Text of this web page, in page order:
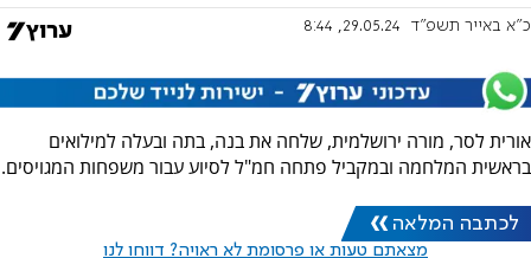
כ"א באייר תשפ"ד 29.05.24, 8:44
אורית לסר, מורה ירושלמית, שלחה את בנה, בתה ובעלה למילואים
בראשית המלחמה ובמקביל פתחה חמ"ל לסיוע עבור משפחות המגויסים.
לכתבה המלאה
מצאתם טעות או פרסומת לא ראויה? דווחו לנו